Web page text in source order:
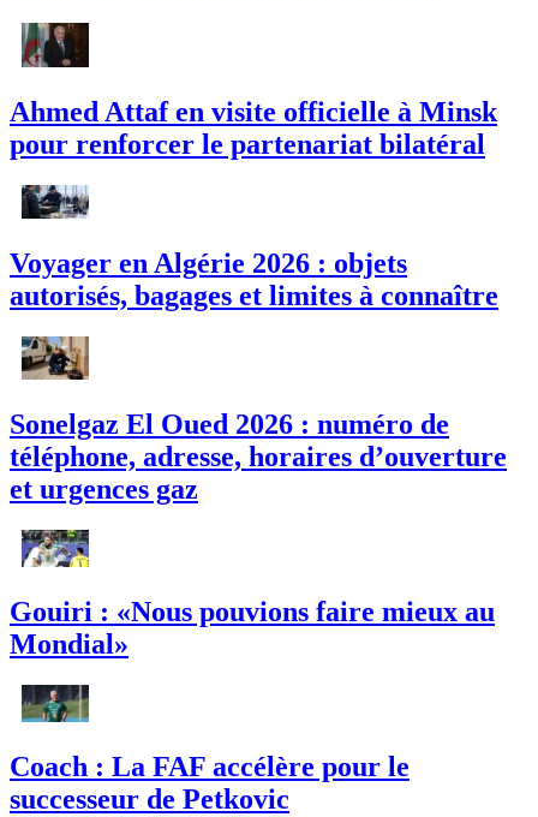
Ahmed Attaf en visite officielle à Minsk
pour renforcer le partenariat bilatéral
Voyager en Algérie 2026 : objets
autorisés, bagages et limites à connaître
Sonelgaz El Oued 2026 : numéro de
téléphone, adresse, horaires d’ouverture
et urgences gaz
Gouiri : «Nous pouvions faire mieux au
Mondial»
Coach : La FAF accélère pour le
successeur de Petkovic